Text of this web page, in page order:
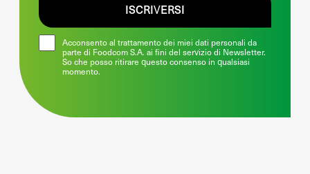
Acconsento al trattamento dei miei dati personali da
parte di Foodcom S.A. ai fini del servizio di Newsletter.
So che posso ritirare questo consenso in qualsiasi
momento.
ISCRIVERSI